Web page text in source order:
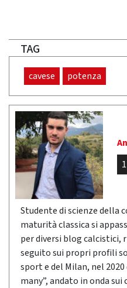
TAG
cavese potenza
Studente di scienze della
maturità classica si
per diversi blog
seguito sui propri profili
sport e del Milan, nel
many”, andato in onda